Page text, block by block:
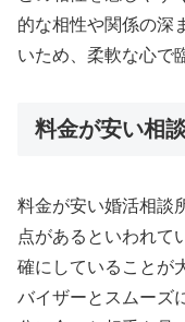
的な相性や関係の深
いため、柔軟な心で
料金が安い相
料金が安い婚活相談
点があるといわれて
確にしていることが
バイザーとスムーズ